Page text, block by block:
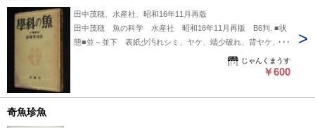
田中茂穂、水産社、昭和16年11月再版
田中茂穂 魚の科学 水産社 昭和16年11月再版 B6判. ■状
態■並～並下 表紙少汚れシミ、ヤケ、端少破れ、背ヤケ、本
文少シミ、端少折れ目、端少破れ、小口ヤケシミ.
じゃんくまうす
￥600
奇魚珍魚